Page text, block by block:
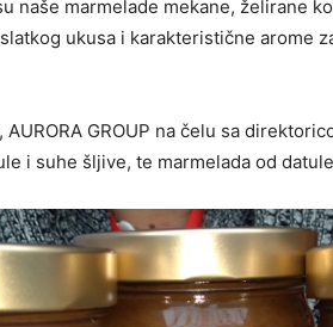
naše marmelade mekane, želirane
ukusa i karakteristične arome
GROUP na čelu sa
i suhe šljive, te marmelada od